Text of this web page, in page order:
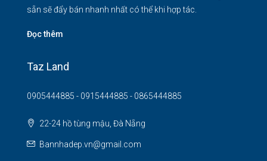
sẵn sẽ đẩy bán nhanh nhất có thể khi hợp tác.
Đọc thêm
Taz Land
0905444885 - 0915444885 - 0865444885
22-24 hồ tùng mậu, Đà Nẵng
Bannhadep.vn@gmail.com